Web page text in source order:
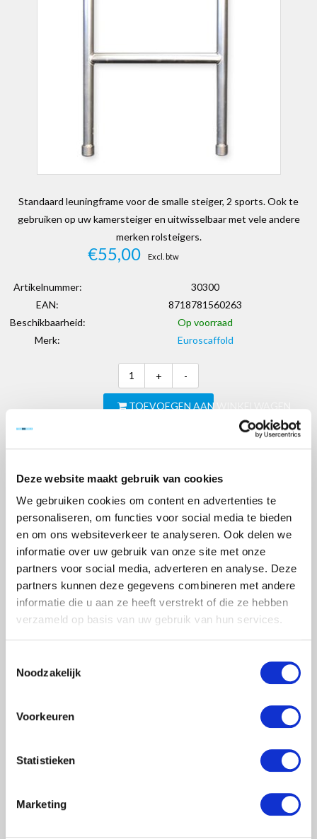
Deze website maakt gebruik van cookies
We gebruiken cookies om content en advertenties te
personaliseren, om functies voor social media te bieden
en om ons websiteverkeer te analyseren. Ook delen we
informatie over uw gebruik van onze site met onze
partners voor social media, adverteren en analyse. Deze
partners kunnen deze gegevens combineren met andere
informatie die u aan ze heeft verstrekt of die ze hebben
verzameld op basis van uw gebruik van hun services.
Noodzakelijk
Voorkeuren
Statistieken
Marketing
Standaard leuningframe voor de smalle steiger, 2 sports. Ook te
gebruiken op uw kamersteiger en uitwisselbaar met vele andere
merken rolsteigers.
€55,00 Excl. btw
Artikelnummer:
30300
EAN:
8718781560263
Beschikbaarheid:
Op voorraad
Merk:
Euroscaffold
+ -
TOEVOEGEN AAN WINKELWAGEN
Klanten geven Steigervoorweinig.nl een 9,6
Informatie
Reviews (0)
Standaard leuningframe 75-50-2
Artikel nr. 30300
Menu
Rolsteigers